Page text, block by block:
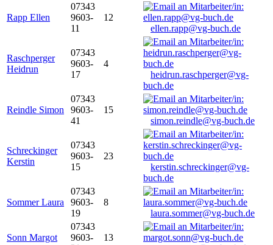
Rapp Ellen
07343
9603-
11
12
ellen.rapp@vg-buch.de
Raschperger
Heidrun
07343
9603-
17
4
heidrun.raschperger@vg-
buch.de
Reindle Simon
07343
9603-
41
15
simon.reindle@vg-buch.de
Schreckinger
Kerstin
07343
9603-
15
23
kerstin.schreckinger@vg-
buch.de
Sommer Laura
07343
9603-
19
8
laura.sommer@vg-buch.de
Sonn Margot
07343
9603-
13